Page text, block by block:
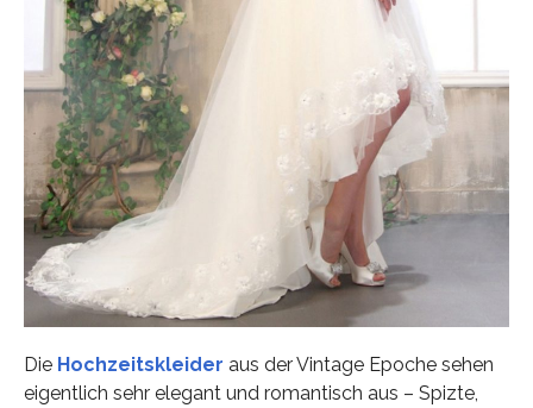
Die Hochzeitskleider aus der Vintage Epoche sehen
eigentlich sehr elegant und romantisch aus – Spizte,